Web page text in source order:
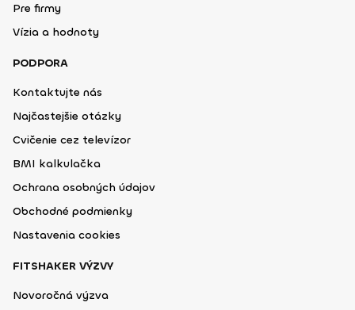
Pre firmy
Vízia a hodnoty
PODPORA
Kontaktujte nás
Najčastejšie otázky
Cvičenie cez televízor
BMI kalkulačka
Ochrana osobných údajov
Obchodné podmienky
Nastavenia cookies
FITSHAKER VÝZVY
Novoročná výzva